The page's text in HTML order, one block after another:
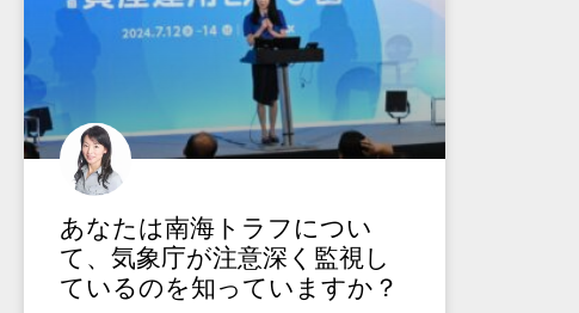
あなたは南海トラフについ
て、気象庁が注意深く監視し
ているのを知っていますか？